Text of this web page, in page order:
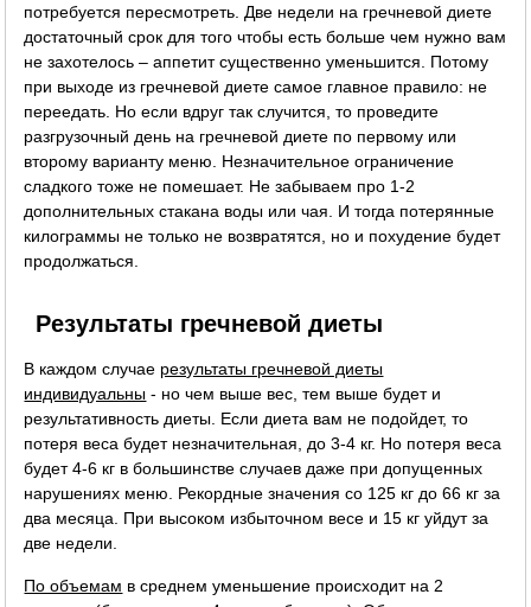
потребуется пересмотреть. Две недели на гречневой диете
достаточный срок для того чтобы есть больше чем нужно вам
не захотелось – аппетит существенно уменьшится. Потому
при выходе из гречневой диете самое главное правило: не
переедать. Но если вдруг так случится, то проведите
разгрузочный день на гречневой диете по первому или
второму варианту меню. Незначительное ограничение
сладкого тоже не помешает. Не забываем про 1-2
дополнительных стакана воды или чая. И тогда потерянные
килограммы не только не возвратятся, но и похудение будет
продолжаться.
Результаты гречневой диеты
В каждом случае результаты гречневой диеты
индивидуальны - но чем выше вес, тем выше будет и
результативность диеты. Если диета вам не подойдет, то
потеря веса будет незначительная, до 3-4 кг. Но потеря веса
будет 4-6 кг в большинстве случаев даже при допущенных
нарушениях меню. Рекордные значения со 125 кг до 66 кг за
два месяца. При высоком избыточном весе и 15 кг уйдут за
две недели.
По объемам в среднем уменьшение происходит на 2